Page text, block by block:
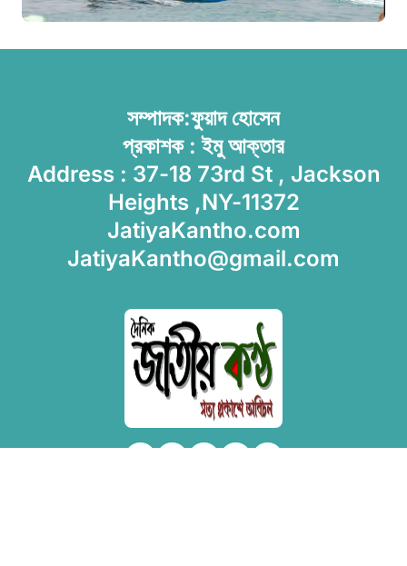
সম্পাদক:ফুয়াদ হোসেন
প্রকাশক : ইমু আক্তার
Address : 37-18 73rd St , Jackson
Heights ,NY-11372
JatiyaKantho.com
JatiyaKantho@gmail.com